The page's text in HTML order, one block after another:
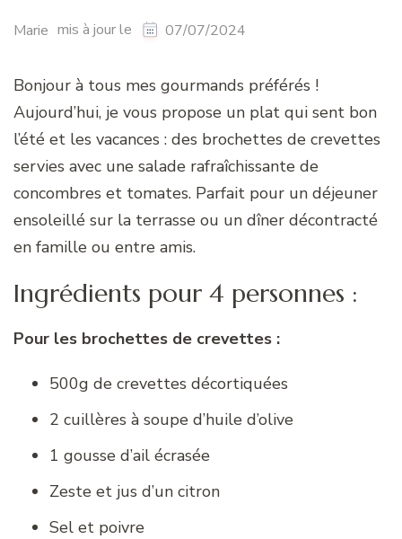
Marie mis à jour le 07/07/2024
Bonjour à tous mes gourmands préférés !
Aujourd’hui, je vous propose un plat qui sent bon
l’été et les vacances : des brochettes de crevettes
servies avec une salade rafraîchissante de
concombres et tomates. Parfait pour un déjeuner
ensoleillé sur la terrasse ou un dîner décontracté
en famille ou entre amis.
Ingrédients pour 4 personnes :
Pour les brochettes de crevettes :
500g de crevettes décortiquées
2 cuillères à soupe d’huile d’olive
1 gousse d’ail écrasée
Zeste et jus d’un citron
Sel et poivre